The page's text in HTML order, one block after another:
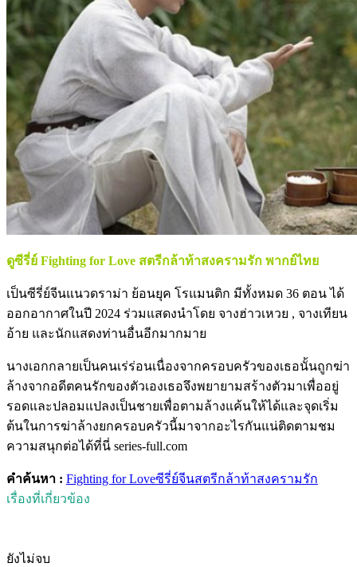
ดูซีรี่ย์ Fighting for Love สตรีกล้าท้าสงครามรัก พากย์ไทย
เป็นซีรี่ย์จีนแนวดราม่า ย้อนยุค โรแมนติก มีทั้งหมด 36 ตอน ได้
ออกอากาศในปี 2024 ร่วมแสดงนำโดย จางฮ่าวเหวย , จางเทียน
อ้าย และนักแสดงท่านอื่นอีกมากมาย
นางเอกกลายเป็นคนเร่ร่อนเนื่องจากครอบครัวของเธอนั้นถูกฆ่า
ล้างจากอดีตคนรักของตัวเองเธอจึงพยายามสร้างตัวมาเพื่ออยู่
รอดและปลอมแปลงเป็นชายเพื่อตามล้างแค้นให้ได้และจุดเริ่ม
ต้นในการฆ่าล้างยกครอบครัวนี้มาจากอะไรกันแน่ติดตามชม
ความสนุกต่อได้ที่นี่ series-full.com
คำค้นหา : Fighting for Loveซีรี่ย์จีนสตรีกล้าท้าสงครามรัก
เรื่องที่เกี่ยวข้อง
ยังไม่จบ